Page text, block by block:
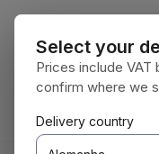
o conteúdo principal
Saltar para a pesquisa
Saltar para a
Select your
Prices include VAT
confirm where we
Delivery country